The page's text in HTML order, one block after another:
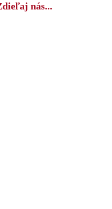
nás...